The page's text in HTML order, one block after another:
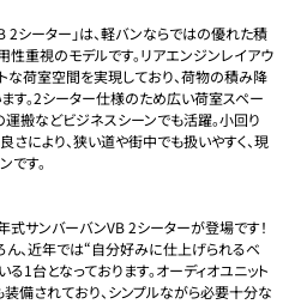
シーター」は、軽バンならではの優れた積
重視のモデルです。リアエンジンレイアウ
な荷室空間を実現しており、荷物の積み降
す。2シーター仕様のため広い荷室スペー
搬などビジネスシーンでも活躍。小回り
さにより、狭い道や街中でも扱いやすく、現
す。
サンバーバンVB 2シーターが登場です！
、近年では“自分好みに仕上げられるベ
1台となっております。オーディオユニット
装備されており、シンプルながら必要十分な